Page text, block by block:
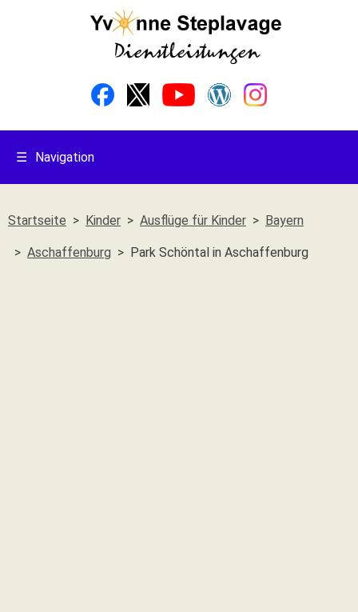
☰ Navigation
Startseite Kinder Ausflüge für Kinder Bayern
Aschaffenburg Park Schöntal in Aschaffenburg